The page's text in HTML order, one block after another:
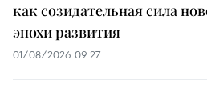
как созидательная сила
эпохи развития
01/08/2026 09:27